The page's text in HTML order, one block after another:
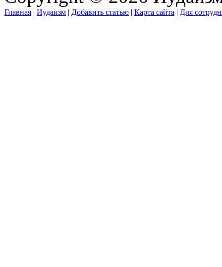
Главная | Иудаизм | Добавить статью | Карта сайта | Для